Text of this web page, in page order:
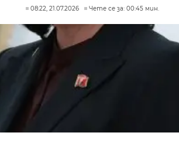
08:22, 21.07.2026 Чете се за: 00:45 мин.